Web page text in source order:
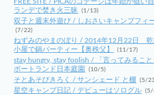
ランデで焚き火三昧
(1/13)
双子と週末外遊び / しおさいキャンプフィ
(7/22)
ねずみのやまのぼり / 2014年12月22日
小屋で鍋パーティー【奥秩父】
(11/17)
stay hungry, stay foolish / 「言ってみるこ
ポートランド日本庭園
(10/5)
そとあそびきろく / サンシェード と棚 (5/
星空キャンプ日記 / デビューはソログル (5/